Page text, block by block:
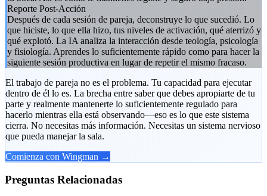
Reporte Post-Acción
Después de cada sesión de pareja, deconstruye lo que sucedió. Lo
que hiciste, lo que ella hizo, tus niveles de activación, qué aterrizó y
qué explotó. La IA analiza la interacción desde teología, psicología
y fisiología. Aprendes lo suficientemente rápido como para hacer la
siguiente sesión productiva en lugar de repetir el mismo fracaso.
El trabajo de pareja no es el problema. Tu capacidad para ejecutar
dentro de él lo es. La brecha entre saber que debes apropiarte de tu
parte y realmente mantenerte lo suficientemente regulado para
hacerlo mientras ella está observando—eso es lo que este sistema
cierra. No necesitas más información. Necesitas un sistema nervioso
que pueda manejar la sala.
Comienza con Wingman →
Preguntas Relacionadas